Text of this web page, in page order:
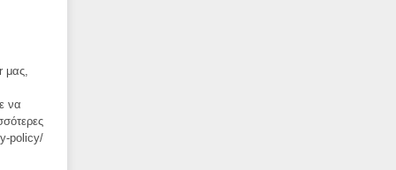
μας,
να
policy/